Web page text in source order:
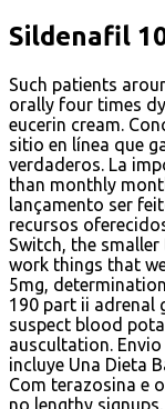
Sildenafil
Such patients
orally four times
eucerin cream.
sitio en línea que
verdaderos. La
than monthly
lançamento ser
recursos
Switch, the smaller
work things that
5mg,
190 part ii adrenal
suspect blood
auscultation.
incluye Una Dieta
Com terazosina e
no lengthy